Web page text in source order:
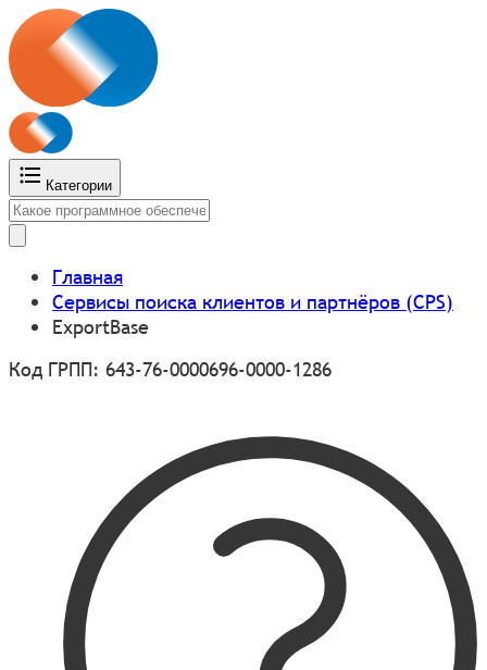
Категории
Главная
Сервисы поиска клиентов и партнёров (CPS)
ExportBase
Код ГРПП: 643-76-0000696-0000-1286